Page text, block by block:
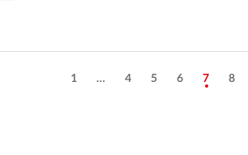
1 … 4 5 6 7 8